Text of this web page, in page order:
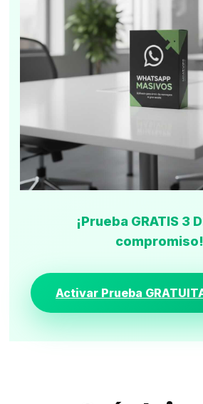
¡Prueba GRATIS 3
compromiso!
Activar Prueba